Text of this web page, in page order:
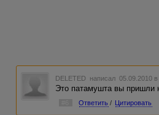
DELETED написал 05.09.2010 в
Это патамушта вы пришли
Ответить / Цитировать